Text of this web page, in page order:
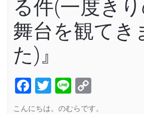
る件(一度き
舞台を観てき
た)』
Facebook
Twitter
Line
Link
こんにちは。のむらです。